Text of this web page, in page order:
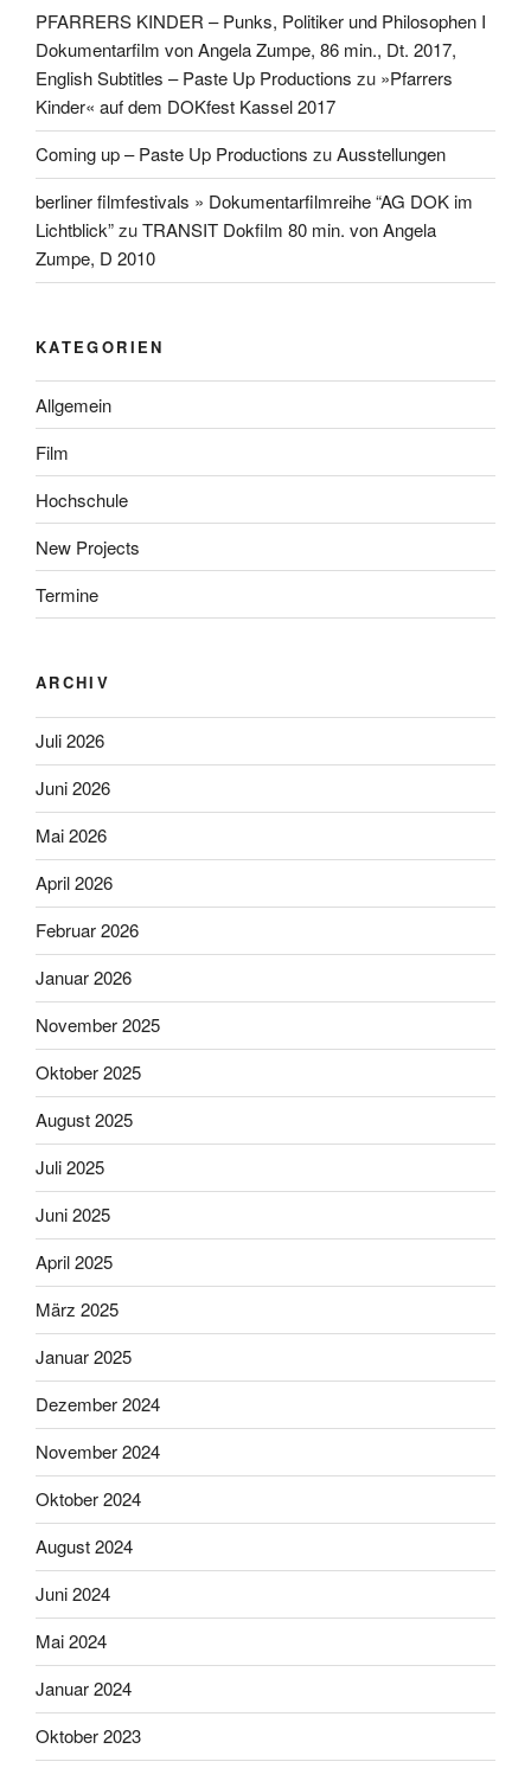
PFARRERS KINDER – Punks, Politiker und Philosophen I
Dokumentarfilm von Angela Zumpe, 86 min., Dt. 2017,
English Subtitles – Paste Up Productions zu »Pfarrers
Kinder« auf dem DOKfest Kassel 2017
Coming up – Paste Up Productions zuAusstellungen
berliner filmfestivals » Dokumentarfilmreihe “AG DOK im
Lichtblick”zuTRANSIT Dokfilm 80 min. von Angela
Zumpe, D 2010
KATEGORIEN
Allgemein
Film
Hochschule
New Projects
Termine
ARCHIV
Juli 2026
Juni 2026
Mai 2026
April 2026
Februar 2026
Januar 2026
November 2025
Oktober 2025
August 2025
Juli 2025
Juni 2025
April 2025
März 2025
Januar 2025
Dezember 2024
November 2024
Oktober 2024
August 2024
Juni 2024
Mai 2024
Januar 2024
Oktober 2023